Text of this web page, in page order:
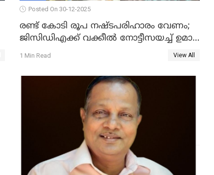
Posted On 30-12-2025
രണ്ട് കോടി രൂപ നഷ്ടപരിഹാരം വേണം;
ജിസിഡിഎക്ക് വക്കീൽ നോട്ടീസയച്ച് ഉമാ
തോമസ്
1 Min Read View All